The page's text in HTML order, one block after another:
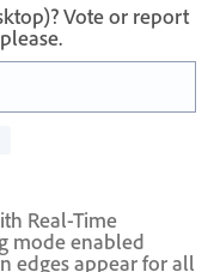
Vote or report
Real-Time
mode enabled
edges appear for all